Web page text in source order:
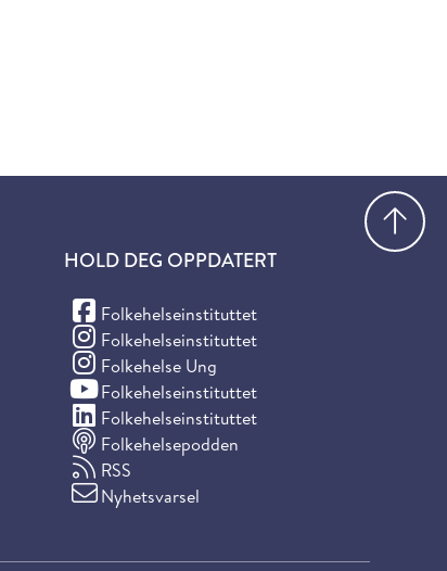
HOLD DEG OPPDATERT
Folkehelseinstituttet
(Facebook)
Folkehelseinstituttet
(Instagram)
Folkehelse Ung
(Instagram)
Folkehelseinstituttet
(YouTube)
Folkehelseinstituttet
(LinkedIn)
Folkehelsepodden
RSS
Nyhetsvarsel